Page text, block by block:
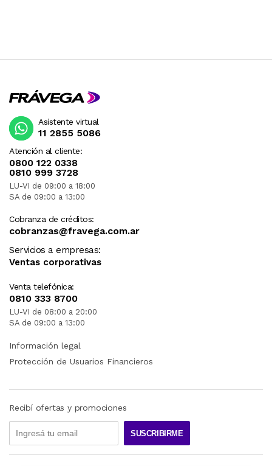
Atención al cliente:
0800 122 0338
0810 999 3728
LU-VI de 09:00 a 18:00
SA de 09:00 a 13:00
Cobranza de créditos:
cobranzas@fravega.com.ar
Servicios a empresas:
Ventas corporativas
Venta telefónica:
0810 333 8700
LU-VI de 08:00 a 20:00
SA de 09:00 a 13:00
Asistente virtual
11 2855 5086
Información legal
Protección de Usuarios Financieros
Recibí ofertas y promociones
SUSCRIBIRME